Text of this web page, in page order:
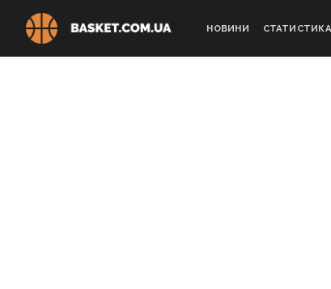
НОВИНИ СТАТИСТИКА